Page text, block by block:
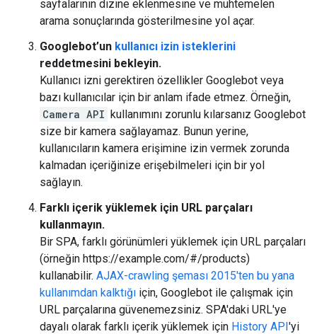
sayfalarının dizine eklenmesine ve muhtemelen
arama sonuçlarında gösterilmesine yol açar.
Googlebot’un kullanıcı izin isteklerini
reddetmesini bekleyin.
Kullanıcı izni gerektiren özellikler Googlebot veya
bazı kullanıcılar için bir anlam ifade etmez. Örneğin,
Camera API kullanımını zorunlu kılarsanız Googlebot
size bir kamera sağlayamaz. Bunun yerine,
kullanıcıların kamera erişimine izin vermek zorunda
kalmadan içeriğinize erişebilmeleri için bir yol
sağlayın.
Farklı içerik yüklemek için URL parçaları
kullanmayın.
Bir SPA, farklı görünümleri yüklemek için URL parçaları
(örneğin https://example.com/#/products)
kullanabilir. AJAX-crawling şeması 2015'ten bu yana
kullanımdan kalktığı için, Googlebot ile çalışmak için
URL parçalarına güvenemezsiniz. SPA'daki URL'ye
dayalı olarak farklı içerik yüklemek için History API'yi